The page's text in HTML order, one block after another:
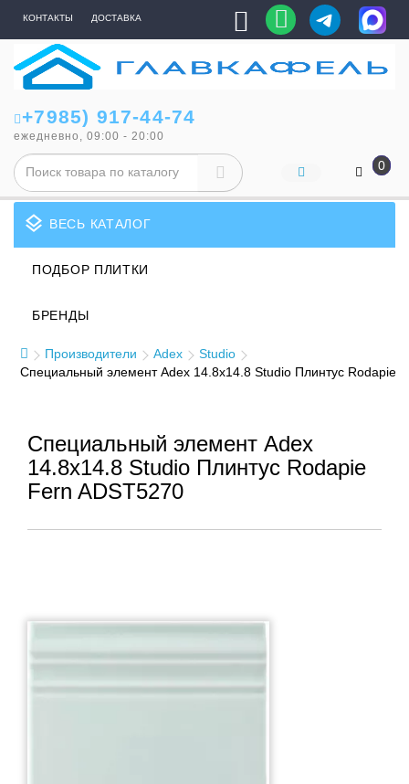
КОНТАКТЫ ДОСТАВКА
+7985) 917-44-74
ежедневно, 09:00 - 20:00
0
layers ВЕСЬ КАТАЛОГ
ПОДБОР ПЛИТКИ
БРЕНДЫ
Производители Adex
Studio
Специальный элемент Adex 14.8x14.8 Studio Плинтус Rodapie
Специальный элемент Adex
14.8x14.8 Studio Плинтус Rodapie
Fern ADST5270